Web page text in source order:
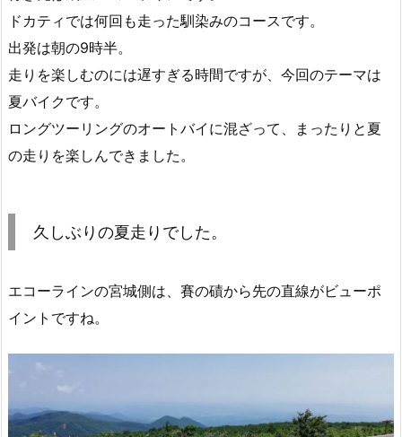
ドカティでは何回も走った馴染みのコースです。
出発は朝の9時半。
走りを楽しむのには遅すぎる時間ですが、今回のテーマは
夏バイクです。
ロングツーリングのオートバイに混ざって、まったりと夏
の走りを楽しんできました。
久しぶりの夏走りでした。
エコーラインの宮城側は、賽の磧から先の直線がビューポ
イントですね。